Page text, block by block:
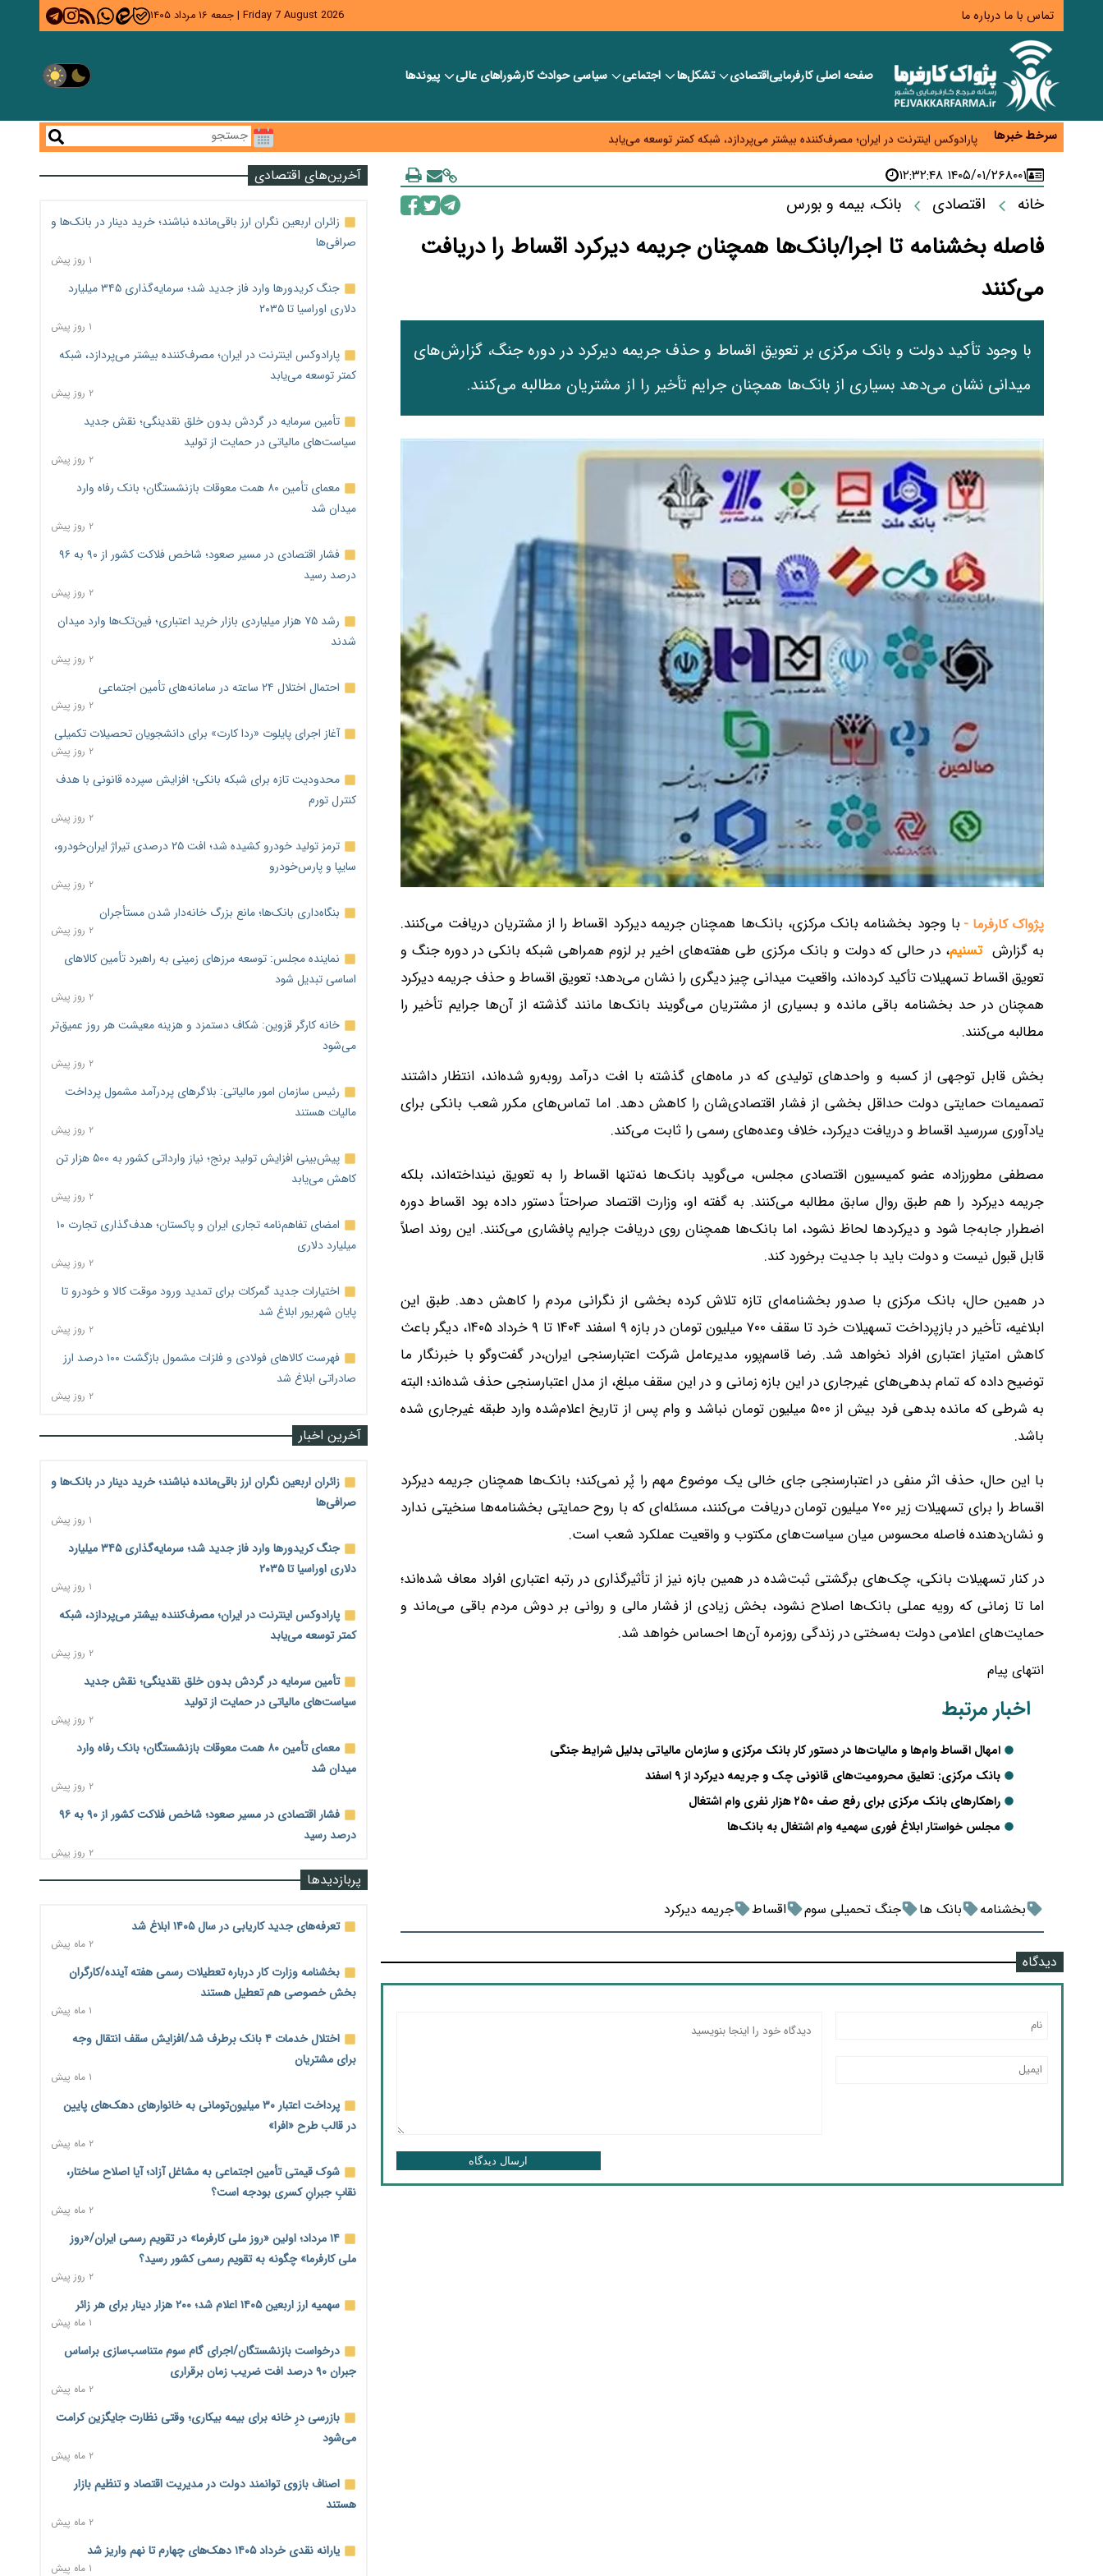
تماس با ما درباره ما Friday 7 August 2026
| جمعه ۱۶ مرداد ۱۴۰۵
صفحه اصلیکارفرماییاقتصادی تشکل‌ها اجتماعی سیاسیحوادث کارشورا‎های عالی پیوندها
سرخط خبرها
زائران اربعین نگران ارز باقی‌مانده نباشند؛ خرید دینار در بانک‌ها و صرافی‌ها
جنگ کریدورها وارد فاز جدید شد؛ سرمایه‌گذاری ۳۴۵ میلیارد دلاری اوراسیا تا ۲۰۳۵
پارادوکس اینترنت در ایران؛ مصرف‌کننده بیشتر می‌پردازد، شبکه کمتر توسعه می‌یابد
معمای تأمین ۸۰ همت معوقات بازنشستگان؛ بانک رفاه وارد میدان شد
۸۰۰۱۱۴۰۵/۰۱/۲۶ ۱۲:۳۲:۴۸
خانه اقتصادی بانک، بیمه و بورس
فاصله بخشنامه تا اجرا/بانک‌ها همچنان جریمه دیرکرد اقساط را دریافت
می‌کنند
با وجود تأکید دولت و بانک مرکزی بر تعویق اقساط و حذف جریمه دیرکرد در دوره جنگ، گزارش‌های
میدانی نشان می‌دهد بسیاری از بانک‌ها همچنان جرایم تأخیر را از مشتریان مطالبه می‌کنند.
پژواک کارفرما - با وجود بخشنامه بانک مرکزی، بانک‌ها همچنان جریمه دیرکرد اقساط را از مشتریان دریافت می‌کنند.
به گزارش تسنیم، در حالی که دولت و بانک مرکزی طی هفته‌های اخیر بر لزوم همراهی شبکه بانکی در دوره جنگ و
تعویق اقساط تسهیلات تأکید کرده‌اند، واقعیت میدانی چیز دیگری را نشان می‌دهد؛ تعویق اقساط و حذف جریمه دیرکرد
همچنان در حد بخشنامه باقی مانده و بسیاری از مشتریان می‌گویند بانک‌ها مانند گذشته از آن‌ها جرایم تأخیر را
مطالبه می‌کنند.
بخش قابل توجهی از کسبه و واحدهای تولیدی که در ماه‌های گذشته با افت درآمد روبه‌رو شده‌اند، انتظار داشتند
تصمیمات حمایتی دولت حداقل بخشی از فشار اقتصادی‌شان را کاهش دهد. اما تماس‌های مکرر شعب بانکی برای
یادآوری سررسید اقساط و دریافت دیرکرد، خلاف وعده‌های رسمی را ثابت می‌کند.
مصطفی مطورزاده، عضو کمیسیون اقتصادی مجلس، می‌گوید بانک‌ها نه‌تنها اقساط را به تعویق نینداخته‌اند، بلکه
جریمه دیرکرد را هم طبق روال سابق مطالبه می‌کنند. به گفته او، وزارت اقتصاد صراحتاً دستور داده بود اقساط دوره
اضطرار جا‌به‌جا شود و دیرکردها لحاظ نشود، اما بانک‌ها همچنان روی دریافت جرایم پافشاری می‌کنند. این روند اصلاً
قابل قبول نیست و دولت باید با جدیت برخورد کند.
در همین حال، بانک مرکزی با صدور بخشنامه‌ای تازه تلاش کرده بخشی از نگرانی مردم را کاهش دهد. طبق این
ابلاغیه، تأخیر در بازپرداخت تسهیلات خرد تا سقف ۷۰۰ میلیون تومان در بازه ۹ اسفند ۱۴۰۴ تا ۹ خرداد ۱۴۰۵، دیگر باعث
کاهش امتیاز اعتباری افراد نخواهد شد. رضا قاسم‌پور، مدیرعامل شرکت اعتبارسنجی ایران،در گفت‌وگو با خبرنگار ما
توضیح داده که تمام بدهی‌های غیرجاری در این بازه زمانی و در این سقف مبلغ، از مدل اعتبارسنجی حذف شده‌اند؛ البته
به شرطی که مانده بدهی فرد بیش از ۵۰۰ میلیون تومان نباشد و وام پس از تاریخ اعلام‌شده وارد طبقه غیرجاری شده
باشد.
با این حال، حذف اثر منفی در اعتبارسنجی جای خالی یک موضوع مهم را پُر نمی‌کند؛ بانک‌ها همچنان جریمه دیرکرد
اقساط را برای تسهیلات زیر ۷۰۰ میلیون تومان دریافت می‌کنند، مسئله‌ای که با روح حمایتی بخشنامه‌ها سنخیتی ندارد
و نشان‌دهنده فاصله محسوس میان سیاست‌های مکتوب و واقعیت عملکرد شعب است.
در کنار تسهیلات بانکی، چک‌های برگشتی ثبت‌شده در همین بازه نیز از تأثیرگذاری در رتبه اعتباری افراد معاف شده‌اند؛
اما تا زمانی که رویه عملی بانک‌ها اصلاح نشود، بخش زیادی از فشار مالی و روانی بر دوش مردم باقی می‌ماند و
حمایت‌های اعلامی دولت به‌سختی در زندگی روزمره آن‌ها احساس خواهد شد.
انتهای پیام
اخبار مرتبط
امهال اقساط وام‌ها و مالیات‌ها در دستور کار بانک مرکزی و سازمان مالیاتی بدلیل شرایط جنگی
بانک مرکزی: تعلیق محرومیت‌های قانونی چک و جریمه دیرکرد از ۹ اسفند
راهکارهای بانک مرکزی برای رفع صف ۲۵۰ هزار نفری وام اشتغال
مجلس خواستار ابلاغ فوری سهمیه وام اشتغال به بانک‌ها
بخشنامه بانک ها جنگ تحمیلی سوم اقساط جریمه دیرکرد
دیدگاه
ارسال دیدگاه
آخرین‌های اقتصادی
زائران اربعین نگران ارز باقی‌مانده نباشند؛ خرید دینار در بانک‌ها و
صرافی‌ها
۱ روز پیش
جنگ کریدورها وارد فاز جدید شد؛ سرمایه‌گذاری ۳۴۵ میلیارد
دلاری اوراسیا تا ۲۰۳۵
۱ روز پیش
پارادوکس اینترنت در ایران؛ مصرف‌کننده بیشتر می‌پردازد، شبکه
کمتر توسعه می‌یابد
۲ روز پیش
تأمین سرمایه در گردش بدون خلق نقدینگی؛ نقش جدید
سیاست‌های مالیاتی در حمایت از تولید
۲ روز پیش
معمای تأمین ۸۰ همت معوقات بازنشستگان؛ بانک رفاه وارد
میدان شد
۲ روز پیش
فشار اقتصادی در مسیر صعود؛ شاخص فلاکت کشور از ۹۰ به ۹۶
درصد رسید
۲ روز پیش
رشد ۷۵ هزار میلیاردی بازار خرید اعتباری؛ فین‌تک‌ها وارد میدان
شدند
۲ روز پیش
احتمال اختلال ۲۴ ساعته در سامانه‌های تأمین اجتماعی
۲ روز پیش
آغاز اجرای پایلوت «ردا کارت» برای دانشجویان تحصیلات تکمیلی
۲ روز پیش
محدودیت تازه برای شبکه بانکی؛ افزایش سپرده قانونی با هدف
کنترل تورم
۲ روز پیش
ترمز تولید خودرو کشیده شد؛ افت ۲۵ درصدی تیراژ ایران‌خودرو،
سایپا و پارس‌خودرو
۲ روز پیش
بنگاه‌داری بانک‌ها؛ مانع بزرگ خانه‌دار شدن مستأجران
۲ روز پیش
نماینده مجلس: توسعه مرزهای زمینی به راهبرد تأمین کالاهای
اساسی تبدیل شود
۲ روز پیش
خانه کارگر قزوین: شکاف دستمزد و هزینه معیشت هر روز عمیق‌تر
می‌شود
۲ روز پیش
رئیس سازمان امور مالیاتی: بلاگرهای پردرآمد مشمول پرداخت
مالیات هستند
۲ روز پیش
پیش‌بینی افزایش تولید برنج؛ نیاز وارداتی کشور به ۵۰۰ هزار تن
کاهش می‌یابد
۲ روز پیش
امضای تفاهم‌نامه تجاری ایران و پاکستان؛ هدف‌گذاری تجارت ۱۰
میلیارد دلاری
۲ روز پیش
اختیارات جدید گمرکات برای تمدید ورود موقت کالا و خودرو تا
پایان شهریور ابلاغ شد
۲ روز پیش
فهرست کالاهای فولادی و فلزات مشمول بازگشت ۱۰۰ درصد ارز
صادراتی ابلاغ شد
۲ روز پیش
آخرین اخبار
زائران اربعین نگران ارز باقی‌مانده نباشند؛ خرید دینار در بانک‌ها و
صرافی‌ها
۱ روز پیش
جنگ کریدورها وارد فاز جدید شد؛ سرمایه‌گذاری ۳۴۵ میلیارد
دلاری اوراسیا تا ۲۰۳۵
۱ روز پیش
پارادوکس اینترنت در ایران؛ مصرف‌کننده بیشتر می‌پردازد، شبکه
کمتر توسعه می‌یابد
۲ روز پیش
تأمین سرمایه در گردش بدون خلق نقدینگی؛ نقش جدید
سیاست‌های مالیاتی در حمایت از تولید
۲ روز پیش
معمای تأمین ۸۰ همت معوقات بازنشستگان؛ بانک رفاه وارد
میدان شد
۲ روز پیش
فشار اقتصادی در مسیر صعود؛ شاخص فلاکت کشور از ۹۰ به ۹۶
درصد رسید
۲ روز پیش
رشد ۷۵ هزار میلیاردی بازار خرید اعتباری؛ فین‌تک‌ها وارد میدان
۲ روز پیش
آغاز اجرای پایلوت «ردا کارت» برای دانشجویان تحصیلات تکمیلی
۲ روز پیش
محدودیت تازه برای شبکه بانکی؛ افزایش سپرده قانونی با هدف
کنترل تورم
۲ روز پیش
ترمز تولید خودرو کشیده شد؛ افت ۲۵ درصدی تیراژ ایران‌خودرو،
سایپا و پارس‌خودرو
۲ روز پیش
بنگاه‌داری بانک‌ها؛ مانع بزرگ خانه‌دار شدن مستأجران
نماینده مجلس: توسعه مرزهای زمینی به راهبرد تأمین کالاهای
اساسی تبدیل شود
خانه کارگر قزوین: شکاف دستمزد و هزینه معیشت هر روز عمیق‌تر
می‌شود
۲ روز پیش
رئیس سازمان امور مالیاتی: بلاگرهای پردرآمد مشمول پرداخت
مالیات هستند
۲ روز پیش
پیش‌بینی افزایش تولید برنج؛ نیاز وارداتی کشور به ۵۰۰ هزار تن
کاهش می‌یابد
۲ روز پیش
میلیارد دلاری
۲ روز پیش
اختیارات جدید گمرکات برای تمدید ورود موقت کالا و خودرو تا
پربازدیدها
تعرفه‌های جدید کاریابی در سال ۱۴۰۵ ابلاغ شد
۲ ماه پیش
بخشنامه وزارت کار درباره تعطیلات رسمی هفته آینده/کارگران
بخش خصوصی هم تعطیل هستند
۱ ماه پیش
اختلال خدمات ۴ بانک برطرف شد/افزایش سقف انتقال وجه
برای مشتریان
۱ ماه پیش
پرداخت اعتبار ۳۰ میلیون‌تومانی به خانوارهای دهک‌های پایین
در قالب طرح «افرا»
۲ ماه پیش
شوک قیمتی تأمین اجتماعی به مشاغل آزاد؛ آیا اصلاح ساختار،
نقابِ جبرانِ کسری بودجه است؟
۲ ماه پیش
۱۴ مرداد؛ اولین «روز ملی کارفرما» در تقویم رسمی ایران/«روز
ملی کارفرما» چگونه به تقویم رسمی کشور رسید؟
۲ روز پیش
سهمیه ارز اربعین ۱۴۰۵ اعلام شد؛ ۲۰۰ هزار دینار برای هر زائر
۱ ماه پیش
درخواست بازنشستگان/اجرای گام سوم متناسب‌سازی براساس
جبران ۹۰ درصد افت ضریب زمان برقراری
۲ ماه پیش
بازرسی درِ خانه برای بیمه بیکاری؛ وقتی نظارت جایگزین کرامت
می‌شود
۲ ماه پیش
اصناف بازوی توانمند دولت در مدیریت اقتصاد و تنظیم بازار
هستند
۲ ماه پیش
یارانه نقدی خرداد ۱۴۰۵ دهک‌های چهارم تا نهم واریز شد
۱ ماه پیش